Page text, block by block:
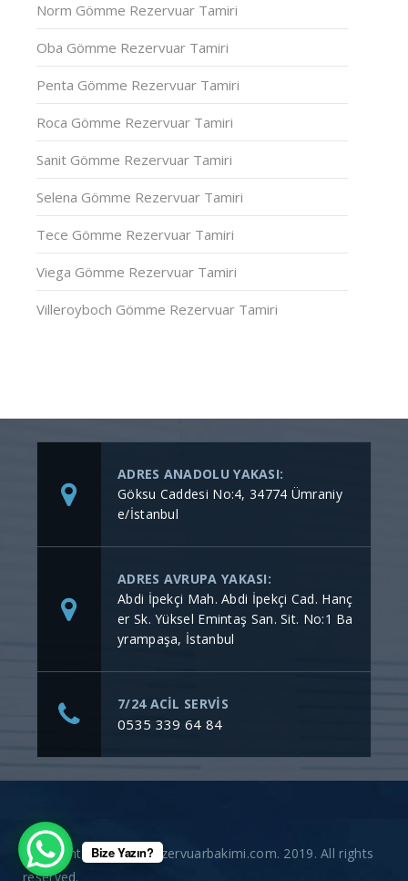
Norm Gömme Rezervuar Tamiri
Oba Gömme Rezervuar Tamiri
Penta Gömme Rezervuar Tamiri
Roca Gömme Rezervuar Tamiri
Sanit Gömme Rezervuar Tamiri
Selena Gömme Rezervuar Tamiri
Tece Gömme Rezervuar Tamiri
Viega Gömme Rezervuar Tamiri
Villeroyboch Gömme Rezervuar Tamiri
ADRES ANADOLU YAKASI:
Göksu Caddesi No:4, 34774 Ümraniy
e/İstanbul
ADRES AVRUPA YAKASI:
Abdi İpekçi Mah. Abdi İpekçi Cad. Hanç
er Sk. Yüksel Emintaş San. Sit. No:1 Ba
yrampaşa, İstanbul
7/24 ACİL SERVİS
0535 339 64 84
Copyright © gommerezervuarbakimi.com. 2019. All rights
reserved.
Bize Yazın?